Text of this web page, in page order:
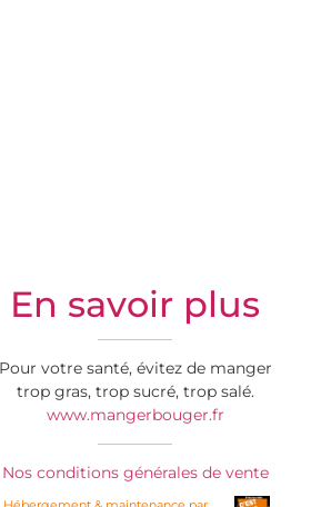
En savoir plus
Pour votre santé, évitez de manger
trop gras, trop sucré, trop salé.
www.mangerbouger.fr
Nos conditions générales de vente